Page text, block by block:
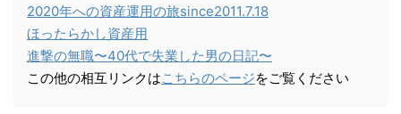
2020年への資産運用の旅since2011.7.18
ほったらかし資産用
進撃の無職〜40代で失業した男の日記〜
この他の相互リンクはこちらのページをご覧ください